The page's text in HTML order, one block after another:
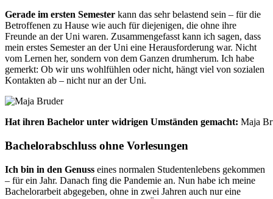
Gerade im ersten Semester kann das sehr belastend sein – für die
Betroffenen zu Hause wie auch für diejenigen, die ohne ihre
Freunde an der Uni waren. Zusammengefasst kann ich sagen, dass
mein erstes Semester an der Uni eine Herausforderung war. Nicht
vom Lernen her, sondern von dem Ganzen drumherum. Ich habe
gemerkt: Ob wir uns wohlfühlen oder nicht, hängt viel von sozialen
Kontakten ab – nicht nur an der Uni.
Hat ihren Bachelor unter widrigen Umständen gemacht: Maja
Bachelorabschluss ohne Vorlesungen
Ich bin in den Genuss eines normalen Studentenlebens gekommen
– für ein Jahr. Danach fing die Pandemie an. Nun habe ich meine
Bachelorarbeit abgegeben, ohne in zwei Jahren auch nur eine